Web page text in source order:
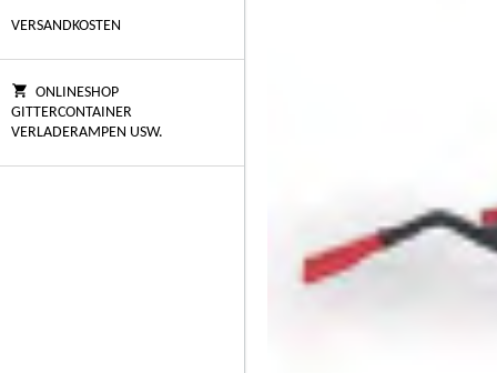
VERSANDKOSTEN
ONLINESHOP
GITTERCONTAINER
VERLADERAMPEN USW.